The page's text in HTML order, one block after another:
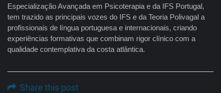
Especialização Avançada em Psicoterapia e da IFS Portugal,
tem trazido as principais vozes do IFS e da Teoria Polivagal a
profissionais de língua portuguesa e internacionais, criando
experiências formativas que combinam rigor clínico com a
qualidade contemplativa da costa atlântica.
Share this post